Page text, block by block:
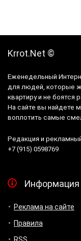
Krrot.Net ©
Еженедельный
для людей, которые
квартиру и не боятся
На сайте вы найдете
воплотить самые
Редакция и
+7 (915) 0598769
Информация
Реклама на сайте
Правила
RSS